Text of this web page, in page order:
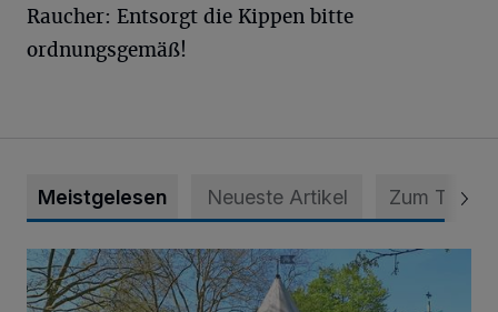
Raucher: Entsorgt die Kippen bitte
ordnungsgemäß!
Meistgelesen Neueste Artikel Zum Thema
814 000 Euro für Projekt in Osterath